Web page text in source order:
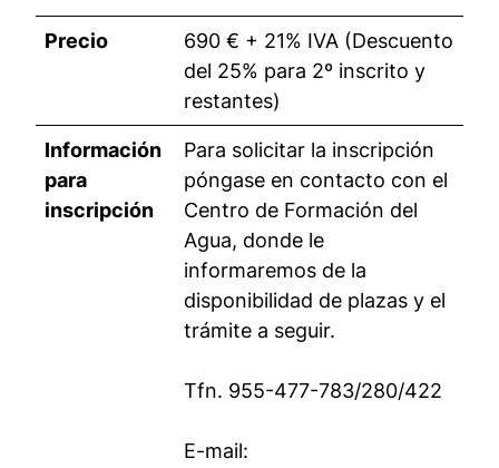
Precio
690 € + 21% IVA (Descuento
del 25% para 2º inscrito y
restantes)
Información
para
inscripción
Para solicitar la inscripción
póngase en contacto con el
Centro de Formación del
Agua, donde le
informaremos de la
disponibilidad de plazas y el
trámite a seguir.
Tfn. 955-477-783/280/422
E-mail: